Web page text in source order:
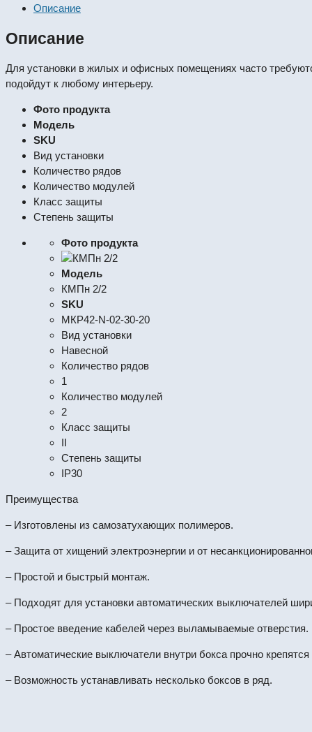
Описание
Описание
Для установки в жилых и офисных помещениях часто
подойдут к любому интерьеру.
Фото продукта
Модель
SKU
Вид установки
Количество рядов
Количество модулей
Класс защиты
Степень защиты
Фото продукта
Модель
КМПн 2/2
SKU
МКР42-N-02-30-20
Вид установки
Навесной
Количество рядов
1
Количество модулей
2
Класс защиты
II
Степень защиты
IP30
Преимущества
– Изготовлены из самозатухающих полимеров.
– Защита от хищений электроэнергии и от
– Простой и быстрый монтаж.
– Подходят для установки автоматических выключателей
– Простое введение кабелей через выламываемые отверстия.
– Автоматические выключатели внутри бокса прочно
– Возможность устанавливать несколько боксов в ряд.